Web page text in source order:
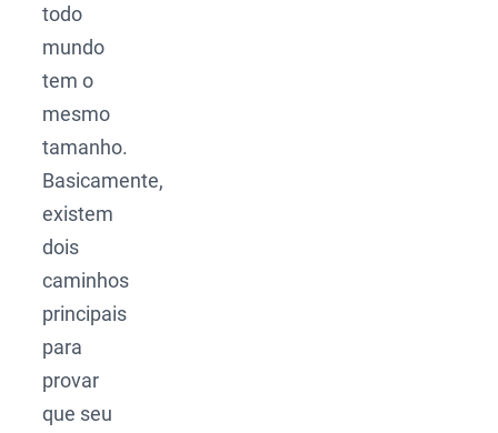
todo
mundo
tem o
mesmo
tamanho.
Basicamente,
existem
dois
caminhos
principais
para
provar
que seu